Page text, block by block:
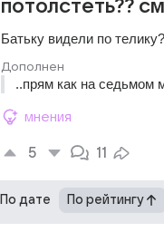
потолстеть??
Батьку видели по
Дополнен
..прям как на седьмом
мнения
5 11
По дате По рейтингу